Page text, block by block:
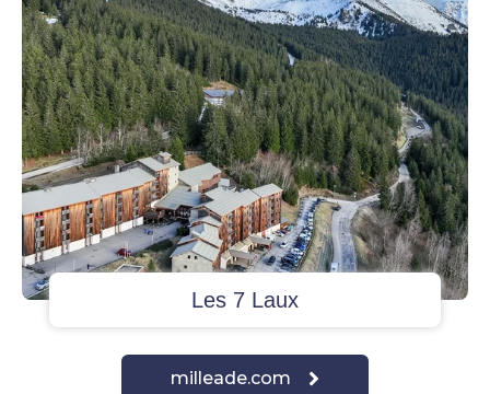
Les 7 Laux
milleade.com